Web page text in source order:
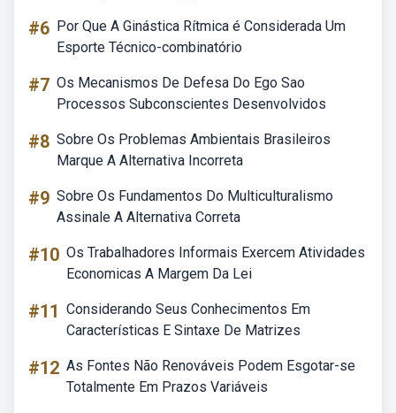
#6 Por Que A Ginástica Rítmica é Considerada Um
Esporte Técnico-combinatório
#7 Os Mecanismos De Defesa Do Ego Sao
Processos Subconscientes Desenvolvidos
#8 Sobre Os Problemas Ambientais Brasileiros
Marque A Alternativa Incorreta
#9 Sobre Os Fundamentos Do Multiculturalismo
Assinale A Alternativa Correta
#10 Os Trabalhadores Informais Exercem Atividades
Economicas A Margem Da Lei
#11 Considerando Seus Conhecimentos Em
Características E Sintaxe De Matrizes
#12 As Fontes Não Renováveis Podem Esgotar-se
Totalmente Em Prazos Variáveis